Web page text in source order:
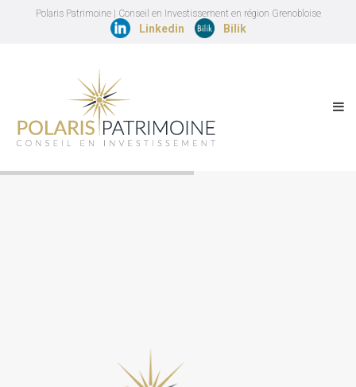
Polaris Patrimoine | Conseil en Investissement en région Grenobloise
Linkedin Bilik